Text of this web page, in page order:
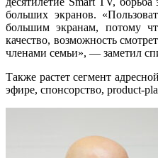
больших экранов.
большим экранам, потому
качество, возможность
членами семьи», — заметил
Также растет сегмент
эфире, спонсорство, product-